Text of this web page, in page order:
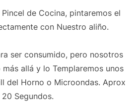
de Cocina, pintaremos el
con Nuestro aliño.
ser consumido, pero nosotros
allá y lo Templaremos unos
del Horno o Microondas. Aprox
20 Segundos.